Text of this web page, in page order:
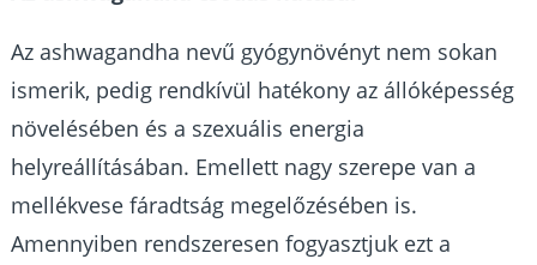
Az ashwagandha nevű gyógynövényt nem sokan
ismerik, pedig rendkívül hatékony az állóképesség
növelésében és a szexuális energia
helyreállításában. Emellett nagy szerepe van a
mellékvese fáradtság megelőzésében is.
Amennyiben rendszeresen fogyasztjuk ezt a